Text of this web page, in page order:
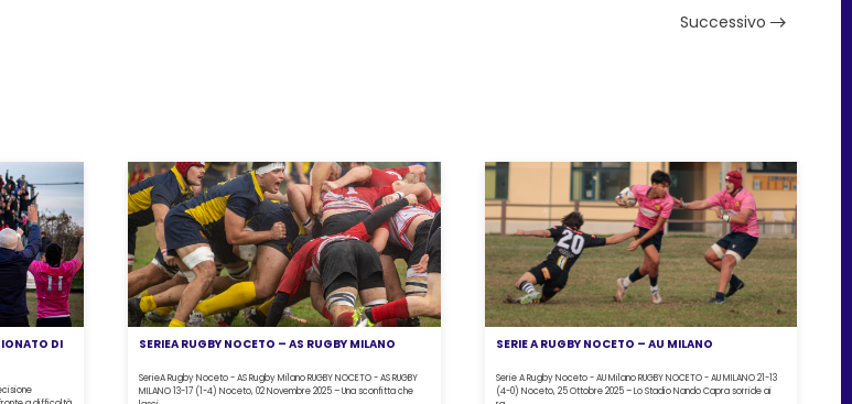
Successivo
DI SERIEA RUGBY NOCETO – AS RUGBY MILANO
SerieA Rugby Noceto - AS Rugby Milano RUGBY NOCETO - AS RUGBY
MILANO 13-17 (1-4) Noceto, 02 Novembre 2025 – Una sconfitta che
SERIE A RUGBY NOCETO – AU MILANO
Serie A Rugby Noceto - AU Milano RUGBY NOCETO - AU MILANO 21-13
(4-0) Noceto, 25 Ottobre 2025 – Lo Stadio Nando Capra sorride ai